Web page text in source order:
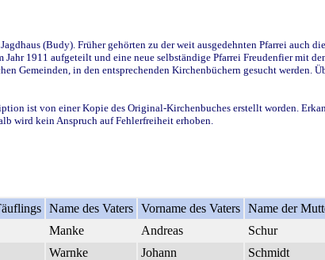
(Budy). Früher gehörten zu der weit ausgedehnten Pfarrei auch
1911 aufgeteilt und eine neue selbständige Pfarrei Freudenfier mit
in den entsprechenden Kirchenbüchern gesucht werden.
ist von einer Kopie des Original-Kirchenbuches erstellt worden.
wird kein Anspruch auf Fehlerfreiheit erhoben.
Name des Vaters Vorname des Vaters Name der
Manke Andreas Schur
Warnke Johann Schmidt